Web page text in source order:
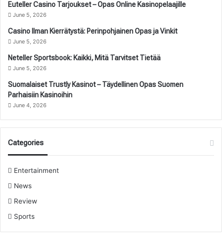
Euteller Casino Tarjoukset – Opas Online Kasinopelaajille
June 5, 2026
Casino Ilman Kierrätystä: Perinpohjainen Opas ja Vinkit
June 5, 2026
Neteller Sportsbook: Kaikki, Mitä Tarvitset Tietää
June 5, 2026
Suomalaiset Trustly Kasinot – Täydellinen Opas Suomen
Parhaisiin Kasinoihin
June 4, 2026
Categories
Entertainment
News
Review
Sports